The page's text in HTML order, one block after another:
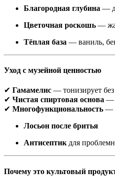
Благородная глубина —
Цветочная роскошь —
Тёплая база — ваниль,
Уход с музейной ценностью
✔ Гамамелис — тонизирует
✔ Чистая спиртовая основа —
✔ Многофункциональность —
Лосьон после бритья
Антисептик для
Почему это культовый